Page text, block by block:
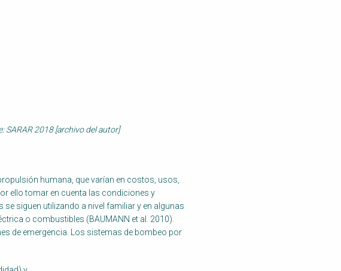
SARAR 2018 [archivo del autor]
humana, que varían en costos, usos,
ello tomar en cuenta las condiciones y
siguen utilizando a nivel familiar y en algunas
o combustibles (BAUMANN et al. 2010).
de emergencia. Los sistemas de bombeo por